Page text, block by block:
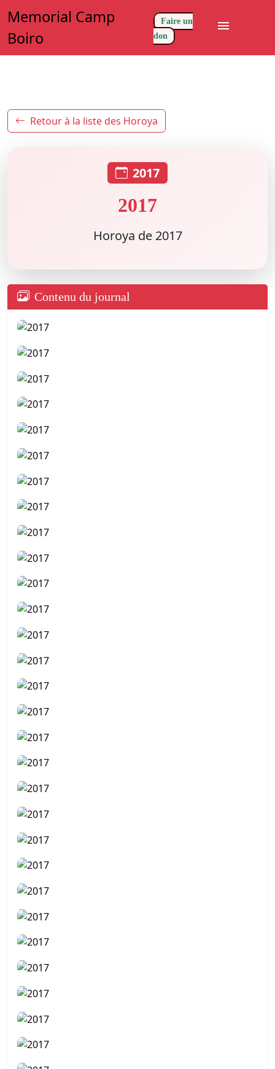
Memorial Camp
Boiro
Faire un
don
menu
Retour à la liste des Horoya
2017
2017
Horoya de 2017
Contenu du journal